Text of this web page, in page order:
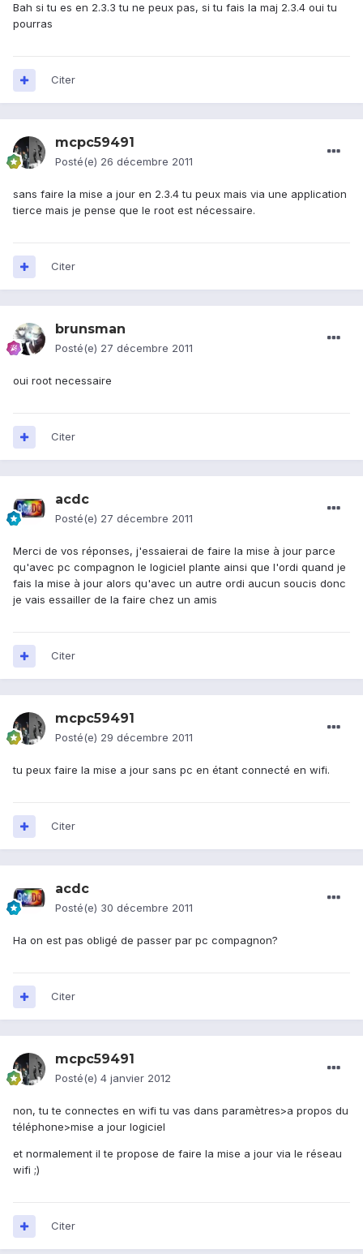
Bah si tu es en 2.3.3 tu ne peux pas, si tu fais la maj 2.3.4 oui tu
pourras
Citer
mcpc59491
Posté(e) 26 décembre 2011
sans faire la mise a jour en 2.3.4 tu peux mais via une application
tierce mais je pense que le root est nécessaire.
Citer
brunsman
Posté(e) 27 décembre 2011
oui root necessaire
Citer
acdc
Posté(e) 27 décembre 2011
Merci de vos réponses, j'essaierai de faire la mise à jour parce
qu'avec pc compagnon le logiciel plante ainsi que l'ordi quand je
fais la mise à jour alors qu'avec un autre ordi aucun soucis donc
je vais essailler de la faire chez un amis
Citer
mcpc59491
Posté(e) 29 décembre 2011
tu peux faire la mise a jour sans pc en étant connecté en wifi.
Citer
acdc
Posté(e) 30 décembre 2011
Ha on est pas obligé de passer par pc compagnon?
Citer
mcpc59491
Posté(e) 4 janvier 2012
non, tu te connectes en wifi tu vas dans paramètres>a propos du
téléphone>mise a jour logiciel
et normalement il te propose de faire la mise a jour via le réseau
wifi ;)
Citer